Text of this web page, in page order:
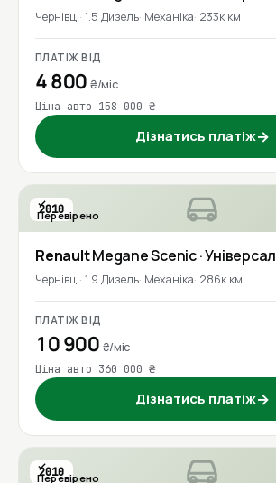
Чернівці 1.5 Дизель Механіка 233к км
ПЛАТІЖ ВІД
4 800₴/міс
Ціна авто 158 000 ₴
Дізнатись платіж→
2010
Перевірено
RenaultMegane Scenic· Універсал
Чернівці 1.9 Дизель Механіка 286к км
ПЛАТІЖ ВІД
10 900 ₴/міс
Ціна авто 360 000 ₴
Дізнатись платіж→
2010
Перевірено